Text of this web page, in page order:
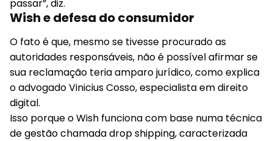
passar”, diz.
Wish e defesa do consumidor
O fato é que, mesmo se tivesse procurado as
autoridades responsáveis, não é possível afirmar se
sua reclamação teria amparo jurídico, como explica
o advogado Vinicius Cosso, especialista em direito
digital.
Isso porque o Wish funciona com base numa técnica
de gestão chamada drop shipping, caracterizada